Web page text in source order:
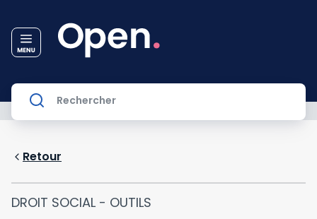
Retour
DROIT SOCIAL - OUTILS